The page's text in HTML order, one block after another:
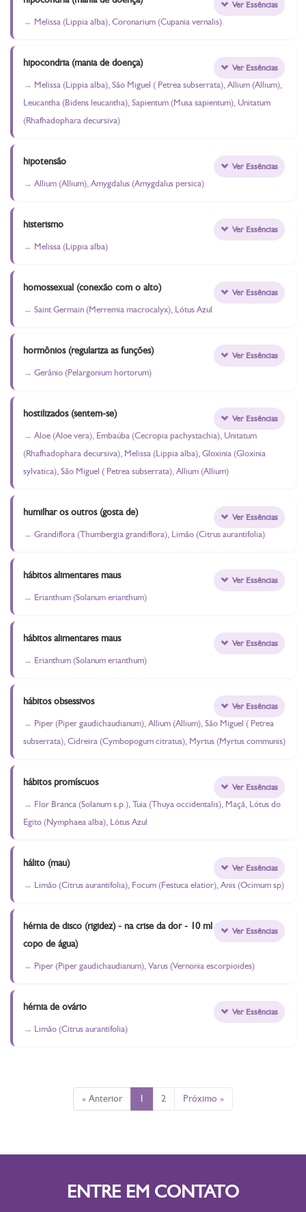
Melissa (Lippia alba), Coronarium (Cupania vernalis)
Ver Essências
hipocondria (mania de doença)
Melissa (Lippia alba), São Miguel ( Petrea subserrata), Allium (Allium),
Leucantha (Bidens leucantha), Sapientum (Musa sapientum), Unitatum
(Rhafhadophara decursiva)
Ver Essências
hipotensão
Allium (Allium), Amygdalus (Amygdalus persica)
Ver Essências
histerismo
Melissa (Lippia alba)
Ver Essências
homossexual (conexão com o alto)
Saint Germain (Merremia macrocalyx), Lótus Azul
Ver Essências
hormônios (regulariza as funções)
Gerânio (Pelargonium hortorum)
Ver Essências
hostilizados (sentem-se)
Aloe (Aloe vera), Embaúba (Cecropia pachystachia), Unitatum
(Rhafhadophara decursiva), Melissa (Lippia alba), Gloxinia (Gloxinia
sylvatica), São Miguel ( Petrea subserrata), Allium (Allium)
Ver Essências
humilhar os outros (gosta de)
Grandiflora (Thumbergia grandiflora), Limão (Citrus aurantifolia)
Ver Essências
hábitos alimentares maus
Erianthum (Solanum erianthum)
Ver Essências
hábitos alimentares maus
Erianthum (Solanum erianthum)
Ver Essências
hábitos obsessivos
Piper (Piper gaudichaudianum), Allium (Allium), São Miguel ( Petrea
subserrata), Cidreira (Cymbopogum citratus), Myrtus (Myrtus communis)
Ver Essências
hábitos promíscuos
Flor Branca (Solanum s.p.), Tuia (Thuya occidentalis), Maçã, Lótus do
Egito (Nymphaea alba), Lótus Azul
Ver Essências
hálito (mau)
Limão (Citrus aurantifolia), Focum (Festuca elatior), Anis (Ocimum sp)
Ver Essências
hérnia de disco (rigidez) - na crise da dor - 10 ml em um
copo de água)
Piper (Piper gaudichaudianum), Varus (Vernonia escorpioides)
Ver Essências
hérnia de ovário
Limão (Citrus aurantifolia)
Ver Essências
« Anterior 1 2 Próximo »
ENTRE EM CONTATO